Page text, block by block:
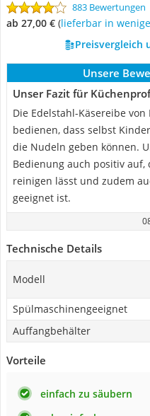
883 Bewertungen
ab 27,00 € ( Lieferbar in
Preisvergleich
Unsere
Unser Fazit für
Die Edelstahl-Käsereibe
bedienen, dass selbst
die Nudeln geben können.
Bedienung auch positiv auf,
reinigen lässt und zudem
geeignet ist.
Technische Details
Modell
Spülmaschinengeeignet
Auffangbehälter
Vorteile
einfach zu säubern